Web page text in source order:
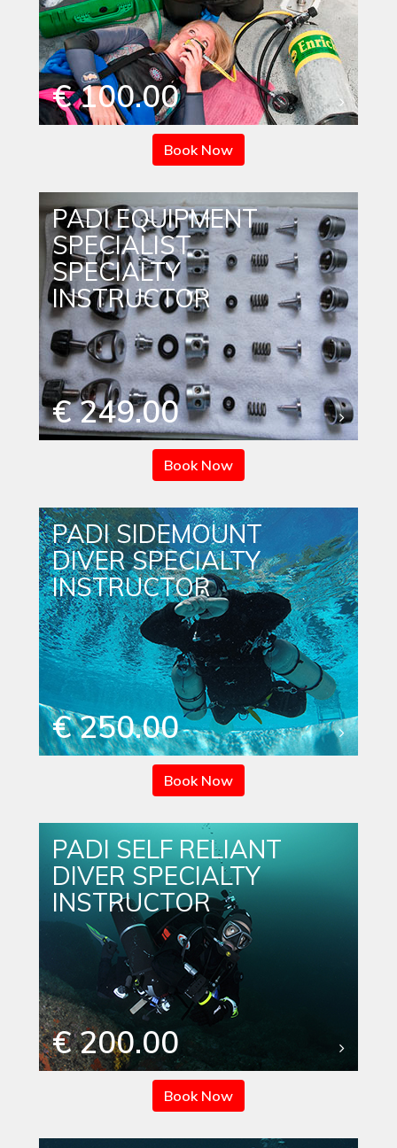
€ 100.00
Book Now
PADI EQUIPMENT
SPECIALIST
SPECIALTY
INSTRUCTOR
€ 249.00
Book Now
PADI SIDEMOUNT
DIVER SPECIALTY
INSTRUCTOR
€ 250.00
Book Now
PADI SELF RELIANT
DIVER SPECIALTY
INSTRUCTOR
€ 200.00
Book Now